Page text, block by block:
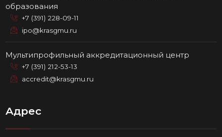
образования
+7 (391) 228-09-11
ipo@krasgmu.ru
Мультипрофильный аккредитационный центр
+7 (391) 212-53-13
accredit@krasgmu.ru
Адрес